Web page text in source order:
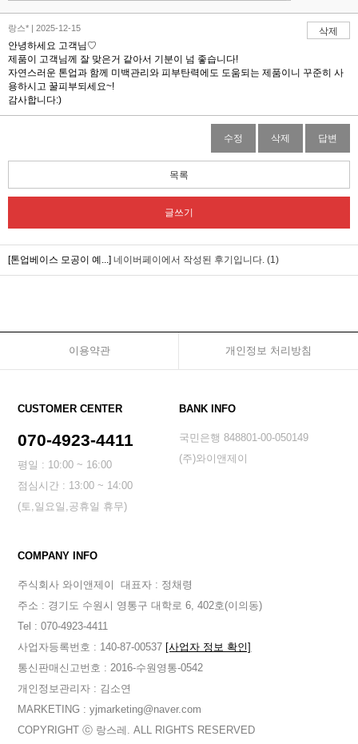
랑스* | 2025-12-15
삭제
안녕하세요 고객님♡
제품이 고객님께 잘 맞은거 같아서 기분이 넘 좋습니다!
자연스러운 톤업과 함께 미백관리와 피부탄력에도 도움되는 제품이니 꾸준히 사
용하시고 꿀피부되세요~!
감사합니다:)
수정 삭제 답변
목록
글쓰기
[톤업베이스 모공이 예...] 네이버페이에서 작성된 후기입니다. (1)
이용약관 개인정보 처리방침
CUSTOMER CENTER
070-4923-4411
평일 : 10:00 ~ 16:00
점심시간 : 13:00 ~ 14:00
(토,일요일,공휴일 휴무)
BANK INFO
국민은행 848801-00-050149
(주)와이앤제이
COMPANY INFO
주식회사 와이앤제이
대표자 : 정채령
주소 : 경기도 수원시 영통구 대학로 6, 402호(이의동)
Tel : 070-4923-4411
사업자등록번호 : 140-87-00537 [사업자 정보 확인]
통신판매신고번호 : 2016-수원영통-0542
개인정보관리자 : 김소연
MARKETING : yjmarketing@naver.com
COPYRIGHT ⓒ 랑스레. ALL RIGHTS RESERVED